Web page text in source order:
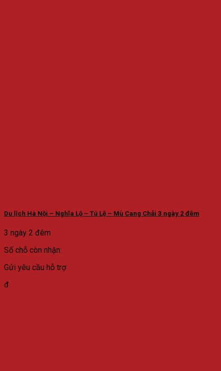
Du lịch Hà Nội – Nghĩa Lộ – Tú Lệ – Mù Cang Chải 3 ngày 2 đêm
3 ngày 2 đêm
Số chỗ còn nhận:
Gửi yêu cầu hỗ trợ
đ